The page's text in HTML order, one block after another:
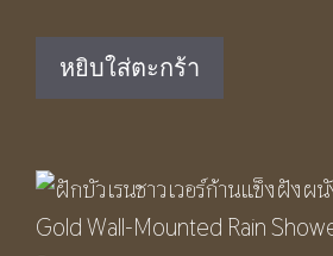
฿5,250.00.
หยิบใส่ตะกร้า